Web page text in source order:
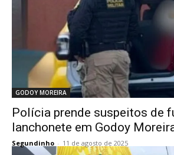
GODOY MOREIRA
Polícia prende suspeitos de
lanchonete em Godoy
Segundinho - 11 de agosto de 2025